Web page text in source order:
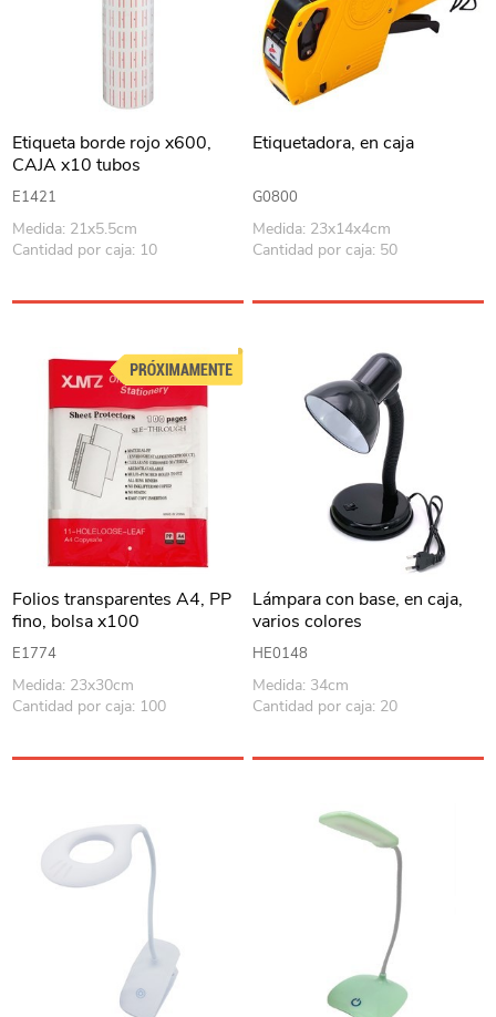
Etiqueta borde rojo x600,
CAJA x10 tubos
E1421
Medida: 21x5.5cm
Cantidad por caja: 10
Etiquetadora, en caja
G0800
Medida: 23x14x4cm
Cantidad por caja: 50
Folios transparentes A4, PP
fino, bolsa x100
E1774
Medida: 23x30cm
Cantidad por caja: 100
Lámpara con base, en caja,
varios colores
HE0148
Medida: 34cm
Cantidad por caja: 20